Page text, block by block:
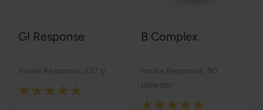
GI Response
Innate Response 237 g
Rating:
B Complex
Innate Response 90
tabletter
Rating: